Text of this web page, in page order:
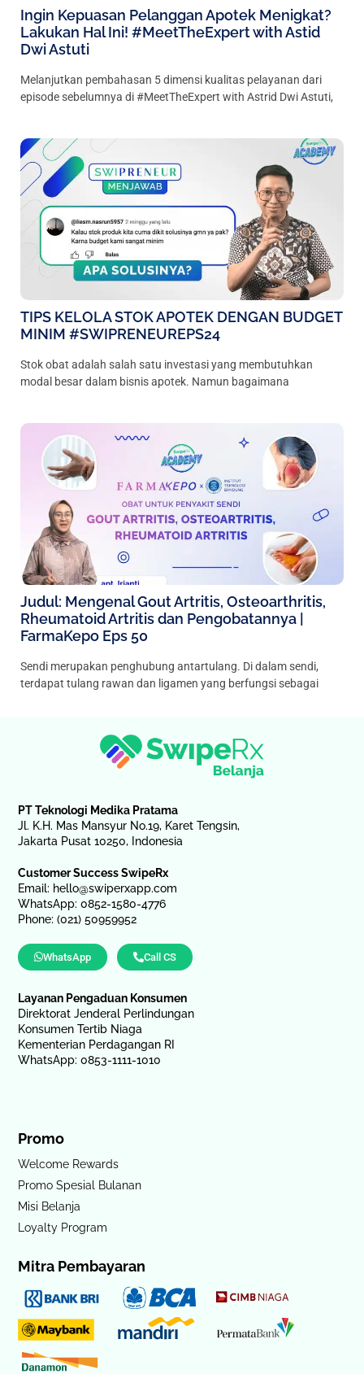
Ingin Kepuasan Pelanggan Apotek Menigkat?
Lakukan Hal Ini! #MeetTheExpert with Astid
Dwi Astuti
Melanjutkan pembahasan 5 dimensi kualitas pelayanan dari
episode sebelumnya di #MeetTheExpert with Astrid Dwi Astuti,
TIPS KELOLA STOK APOTEK DENGAN BUDGET
MINIM #SWIPRENEUREPS24
Stok obat adalah salah satu investasi yang membutuhkan
modal besar dalam bisnis apotek. Namun bagaimana
Judul: Mengenal Gout Artritis, Osteoarthritis,
Rheumatoid Artritis dan Pengobatannya |
FarmaKepo Eps 50
Sendi merupakan penghubung antartulang. Di dalam sendi,
terdapat tulang rawan dan ligamen yang berfungsi sebagai
PT Teknologi Medika Pratama
Jl. K.H. Mas Mansyur No.19, Karet Tengsin,
Jakarta Pusat 10250, Indonesia
Customer Success SwipeRx
Email: hello@swiperxapp.com
WhatsApp: 0852-1580-4776
Phone: (021) 50959952
WhatsApp Call CS
Layanan Pengaduan Konsumen
Direktorat Jenderal Perlindungan
Konsumen Tertib Niaga
Kementerian Perdagangan RI
WhatsApp: 0853-1111-1010
Promo
Welcome Rewards
Promo Spesial Bulanan
Misi Belanja
Loyalty Program
Mitra Pembayaran